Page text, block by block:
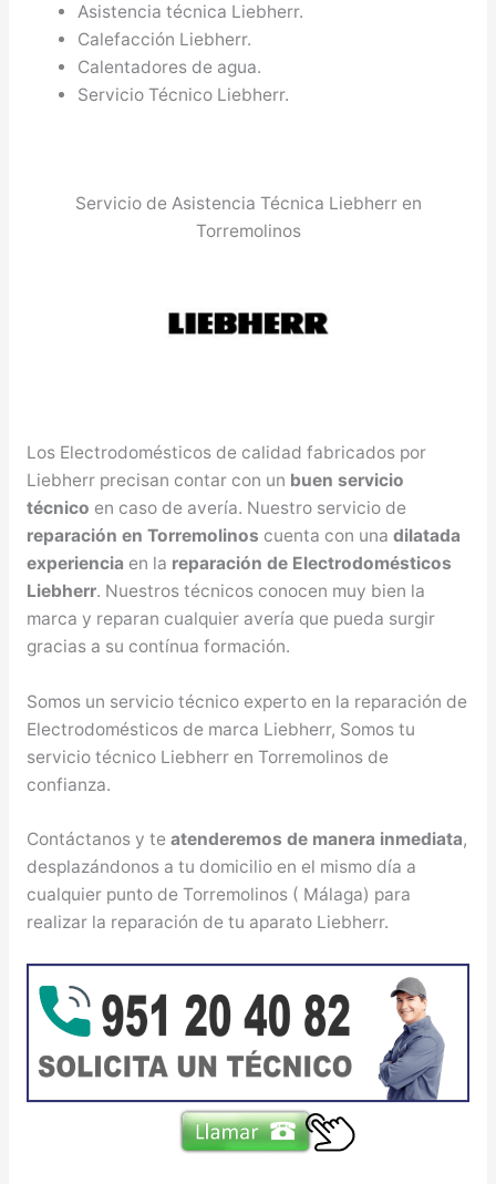
Asistencia técnica Liebherr.
Calefacción Liebherr.
Calentadores de agua.
Servicio Técnico Liebherr.
Servicio de Asistencia Técnica Liebherr en
Torremolinos
Los Electrodomésticos de calidad fabricados por
Liebherr precisan contar con un buen servicio
técnico en caso de avería. Nuestro servicio de
reparación en Torremolinos cuenta con una dilatada
experiencia en la reparación de Electrodomésticos
Liebherr. Nuestros técnicos conocen muy bien la
marca y reparan cualquier avería que pueda surgir
gracias a su contínua formación.
Somos un servicio técnico experto en la reparación de
Electrodomésticos de marca Liebherr, Somos tu
servicio técnico Liebherr en Torremolinos de
confianza.
Contáctanos y te atenderemos de manera inmediata,
desplazándonos a tu domicilio en el mismo día a
cualquier punto de Torremolinos ( Málaga) para
realizar la reparación de tu aparato Liebherr.